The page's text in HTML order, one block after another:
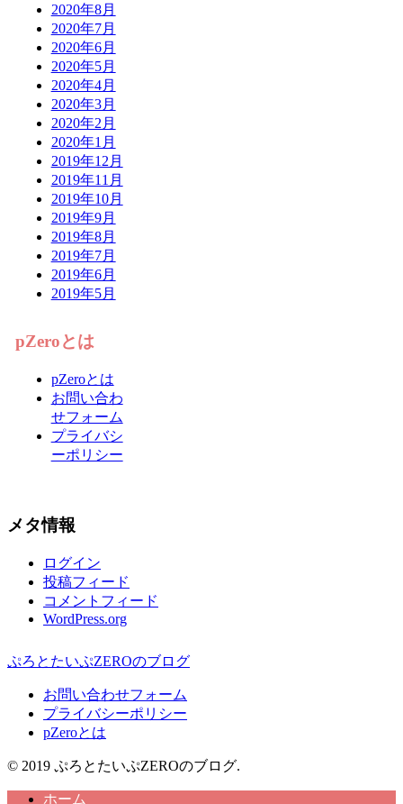
2020年8月
2020年7月
2020年6月
2020年5月
2020年4月
2020年3月
2020年2月
2020年1月
2019年12月
2019年11月
2019年10月
2019年9月
2019年8月
2019年7月
2019年6月
2019年5月
pZeroとは
pZeroとは
お問い合わ
せフォーム
プライバシ
ーポリシー
メタ情報
ログイン
投稿フィード
コメントフィード
WordPress.org
ぷろとたいぷZEROのブログ
お問い合わせフォーム
プライバシーポリシー
pZeroとは
© 2019 ぷろとたいぷZEROのブログ.
ホーム